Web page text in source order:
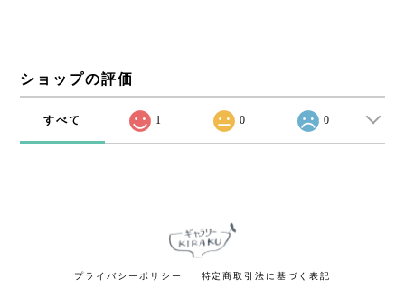
ショップの評価
すべて 1 0 0
プライバシーポリシー 特定商取引法に基づく表記